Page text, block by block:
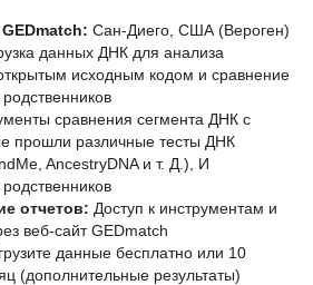
Сан-Диего, США (Вероген)
данных ДНК для анализа
исходным кодом и сравнение
сравнения сегмента ДНК с
прошли различные тесты ДНК
AncestryDNA и т. Д.), И
отчетов: Доступ к инструментам и
веб-сайт GEDmatch
данные бесплатно или 10
(дополнительные результаты)